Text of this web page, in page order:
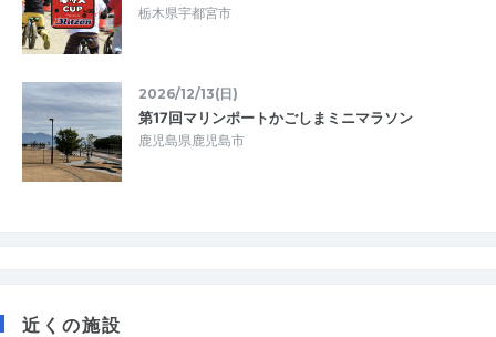
栃木県宇都宮市
2026/12/13(日)
第17回マリンポートかごしまミニマラソン
鹿児島県鹿児島市
近くの施設